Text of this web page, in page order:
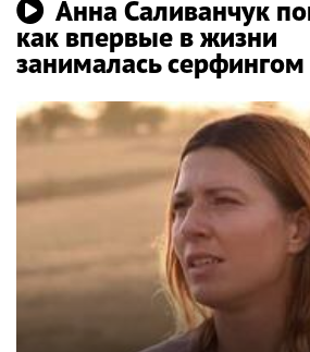
Анна Саливанчук
как впервые в жизни
занималась серфингом